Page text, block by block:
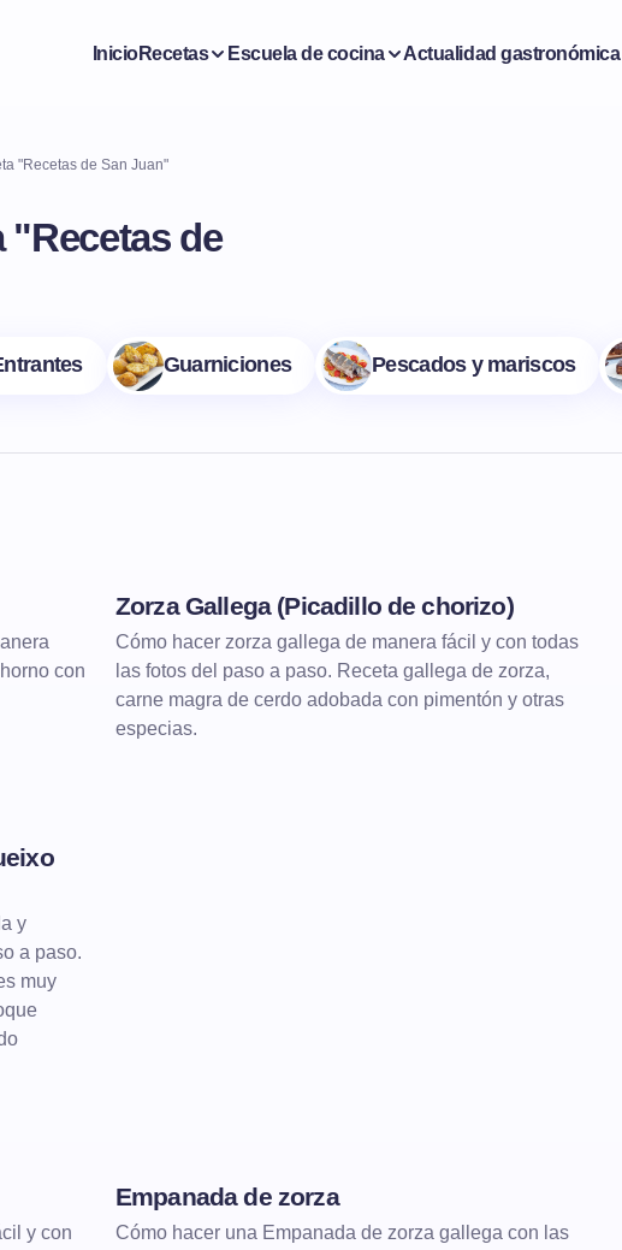
InicioRecetas Escuela de cocina Actualidad gastronómica
"Recetas de San Juan"
"Recetas de
Guarniciones Pescados y mariscos
con
Zorza Gallega (Picadillo de chorizo)
Cómo hacer zorza gallega de manera fácil y con todas
las fotos del paso a paso. Receta gallega de zorza,
carne magra de cerdo adobada con pimentón y otras
especias.
y
a paso.
muy
y con
Empanada de zorza
Cómo hacer una Empanada de zorza gallega con las